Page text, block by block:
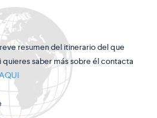
resumen del itinerario del que
saber más sobre él contacta